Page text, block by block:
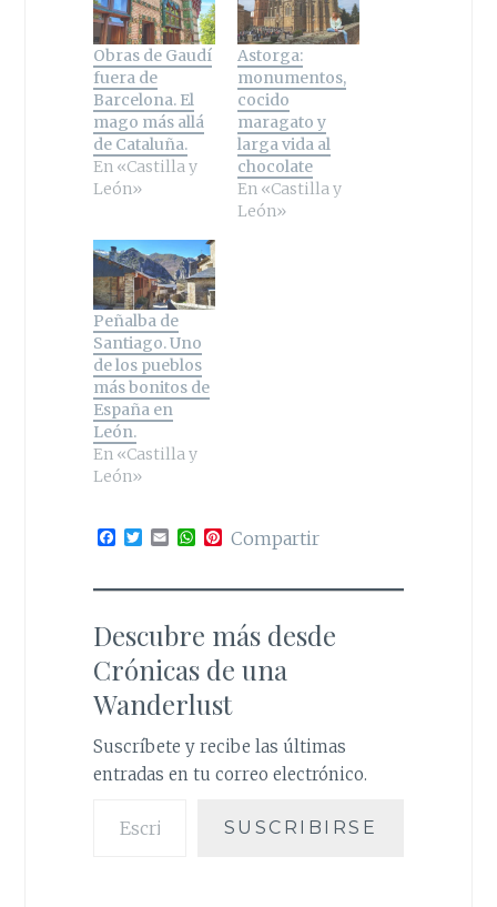
Obras de Gaudí
fuera de
Barcelona. El
mago más allá
de Cataluña.
En «Castilla y
León»
Astorga:
monumentos,
cocido
maragato y
larga vida al
chocolate
En «Castilla y
León»
Peñalba de
Santiago. Uno
de los pueblos
más bonitos de
España en
León.
En «Castilla y
León»
F
e
o
o
k
T
t
e
r
E
i
W
t
A
p
p
P
t
r
e
s
t
Compartir
Descubre más desde
Crónicas de una
Wanderlust
Suscríbete y recibe las últimas
entradas en tu correo electrónico.
SUSCRIBIRSE